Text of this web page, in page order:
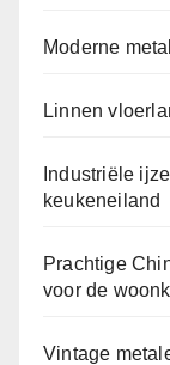
Moderne
Linnen
Industriële
keukeneiland
Prachtige
voor de
Vintage